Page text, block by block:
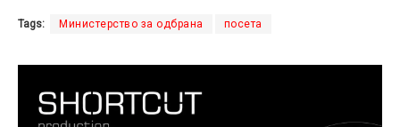
Tags: Министерство за одбрана посета